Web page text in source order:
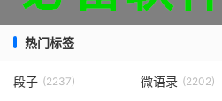
热门标签
段子 (2237) 微语录 (2202)